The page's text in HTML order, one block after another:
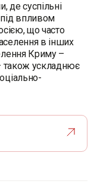
де суспільні
впливом
що часто
в інших
Криму –
також ускладнює